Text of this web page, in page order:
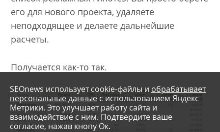
его для нового проекта, удаляете
неподходящее и делаете дальнейшие
расчеты.
Получается как-то так.
SEOnews использует cookie-файлы и обрабатывает
персональные данные с использованием Яндекс
Метрики. Это улучшает работу сайта и
взаимодействие с ним. Подтвердите ваше
согласие, нажав кнопу Ок.